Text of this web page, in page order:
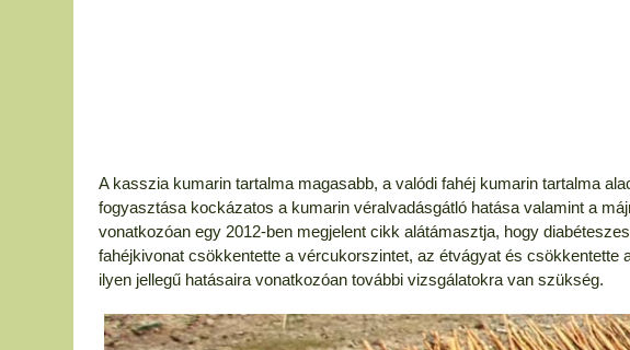
A kasszia kumarin tartalma magasabb, a valódi fahéj kumarin tartalma
fogyasztása kockázatos a kumarin véralvadásgátló hatása valamint a
vonatkozóan egy 2012-ben megjelent cikk alátámasztja, hogy
fahéjkivonat csökkentette a vércukorszintet, az étvágyat és csökkentette
ilyen jellegű hatásaira vonatkozóan további vizsgálatokra van szükség.